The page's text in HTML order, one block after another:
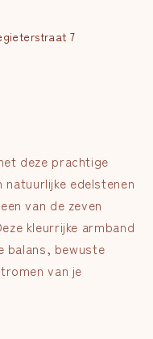
7
deze prachtige
natuurlijke edelstenen
van de zeven
kleurrijke armband
balans, bewuste
van je